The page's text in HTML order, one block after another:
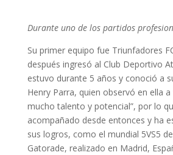
Durante uno de los partidos
Su primer equipo fue Triunfadores
después ingresó al Club Deportivo
estuvo durante 5 años y conoció a
Henry Parra, quien observó en ella
mucho talento y potencial”, por lo
acompañado desde entonces y ha
sus logros, como el mundial 5VS5
Gatorade, realizado en Madrid,